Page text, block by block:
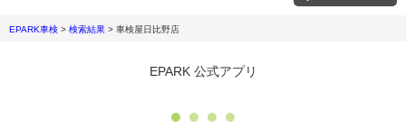
EPARK車検 > 検索結果 > 車検屋日比野店